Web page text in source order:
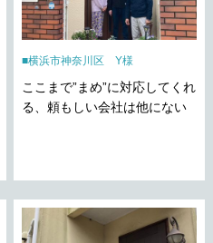
横浜市神奈川区 Y様
ここまで”まめ”に対応してくれ
る、頼もしい会社は他にない